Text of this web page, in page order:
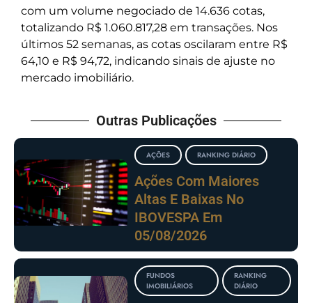
com um volume negociado de 14.636 cotas,
totalizando R$ 1.060.817,28 em transações. Nos
últimos 52 semanas, as cotas oscilaram entre R$
64,10 e R$ 94,72, indicando sinais de ajuste no
mercado imobiliário.
Outras Publicações
AÇÕES RANKING DIÁRIO
Ações Com Maiores
Altas E Baixas No
IBOVESPA Em
05/08/2026
FUNDOS
IMOBILIÁRIOS
RANKING
DIÁRIO